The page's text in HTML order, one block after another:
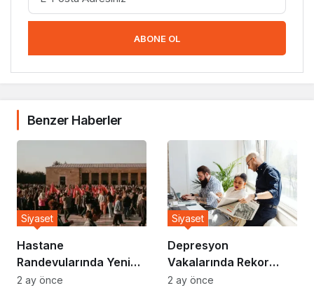
ABONE OL
Benzer Haberler
Hastane
Randevularında Yeni
Sistem Devreye Girdi
Siyaset
2 ay önce
Depresyon
Vakalarında Rekor
Artış: Uzmanlar Nedeni
Siyaset
2 ay önce